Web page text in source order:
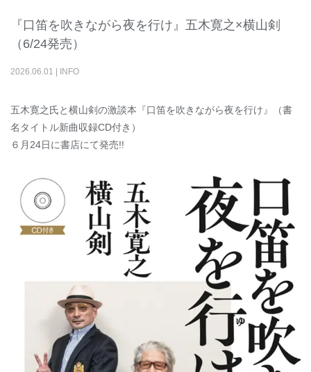
『口笛を吹きながら夜を行け』五木寛之×横山剣
（6/24発売）
2026.06.01 INFO
五木寛之氏と横山剣の激談本『口笛を吹きながら夜を行け』（書
名タイトル新曲収録CD付き）
６月24日に書店にて発売!!